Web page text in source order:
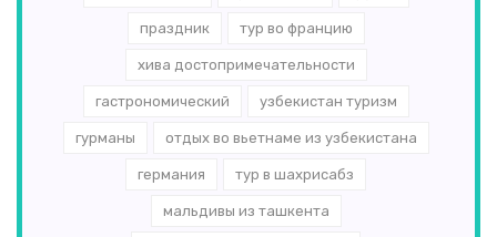
праздник тур во францию
хива достопримечательности
гастрономический узбекистан туризм
гурманы отдых во вьетнаме из узбекистана
германия тур в шахрисабз
мальдивы из ташкента